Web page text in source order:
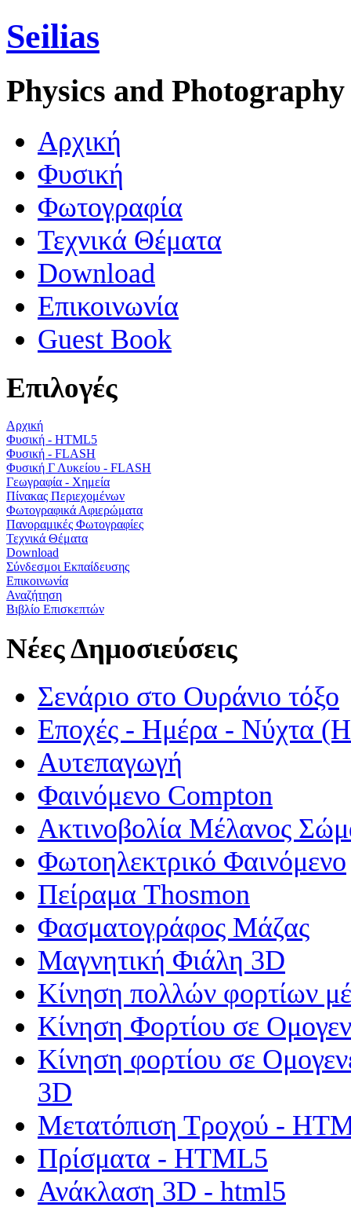
Seilias
Physics and Photography
Aρχική
Φυσική
Φωτογραφία
Τεχνικά Θέματα
Download
Επικοινωνία
Guest Book
Επιλογές
Αρχική
Φυσική - HTML5
Φυσική - FLASH
Φυσική Γ Λυκείου - FLASH
Γεωγραφία - Χημεία
Πίνακας Περιεχομένων
Φωτογραφικά Αφιερώματα
Πανοραμικές Φωτογραφίες
Τεχνικά Θέματα
Download
Σύνδεσμοι Εκπαίδευσης
Επικοινωνία
Αναζήτηση
Βιβλίο Επισκεπτών
Νέες Δημοσιεύσεις
Σενάριο στο Ουράνιο τόξο
Εποχές - Ημέρα - Νύχτα
Αυτεπαγωγή
Φαινόμενο Compton
Ακτινοβολία Μέλανος
Φωτοηλεκτρικό Φαινόμενο
Πείραμα Thosmon
Φασματογράφος Μάζας
Μαγνητική Φιάλη 3D
Κίνηση πολλών φορτίων
Κίνηση Φορτίου σε
Κίνηση φορτίου σε
3D
Μετατόπιση Τροχού -
Πρίσματα - HTML5
Ανάκλαση 3D - html5